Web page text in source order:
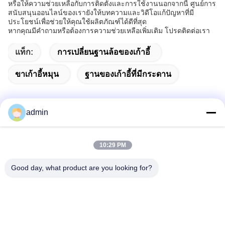
หรือให้ความช่วยเหลือกับการติดตั้งและการใช้งานนอกจากนี้ ศูนย์การ
สนับสนุนออนไลน์ของเรายังให้บทความและวิดีโอแก้ปัญหาที่มี
ประโยชน์เพื่อช่วยให้คุณใช้ผลิตภัณฑ์ได้ดีที่สุด
หากคุณมีคําถามหรือต้องการความช่วยเหลือเพิ่มเติม โปรดติดต่อเรา
แท็ก: การเปลี่ยนฐานล้อของเก้าอี้
ขาเก้าอี้หมุน ฐานของเก้าอี้ที่มีกระดาน
admin
10:29 PM
Good day, what product are you looking for?